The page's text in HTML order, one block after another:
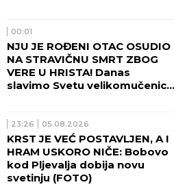
00:01
NJU JE ROĐENI OTAC OSUDIO
NA STRAVIČNU SMRT ZBOG
VERE U HRISTA! Danas
slavimo Svetu velikomučenicu
23:26 05.08.2026
KRST JE VEĆ POSTAVLJEN, A I
HRAM USKORO NIČE: Bobovo
kod Pljevalja dobija novu
svetinju (FOTO)